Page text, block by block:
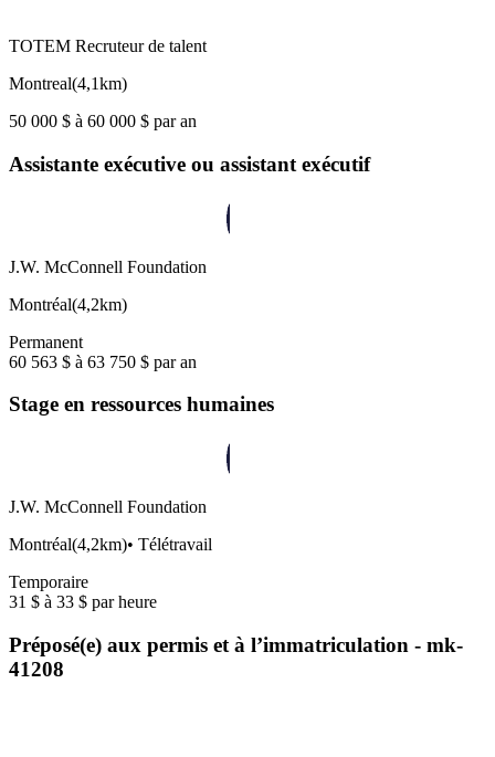
TOTEM Recruteur de talent
Montreal(4,1km)
50 000 $ à 60 000 $ par an
Assistante exécutive ou assistant exécutif
J.W. McConnell Foundation
Montréal(4,2km)
Permanent
60 563 $ à 63 750 $ par an
Stage en ressources humaines
J.W. McConnell Foundation
Montréal(4,2km)• Télétravail
Temporaire
31 $ à 33 $ par heure
Préposé(e) aux permis et à l’immatriculation - mk-
41208